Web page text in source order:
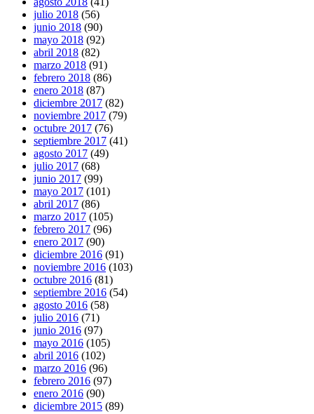
julio 2018 (56)
junio 2018 (90)
mayo 2018 (92)
abril 2018 (82)
marzo 2018 (91)
febrero 2018 (86)
enero 2018 (87)
diciembre 2017 (82)
noviembre 2017 (79)
octubre 2017 (76)
septiembre 2017 (41)
agosto 2017 (49)
julio 2017 (68)
junio 2017 (99)
mayo 2017 (101)
abril 2017 (86)
marzo 2017 (105)
febrero 2017 (96)
enero 2017 (90)
diciembre 2016 (91)
noviembre 2016 (103)
octubre 2016 (81)
septiembre 2016 (54)
agosto 2016 (58)
julio 2016 (71)
junio 2016 (97)
mayo 2016 (105)
abril 2016 (102)
marzo 2016 (96)
febrero 2016 (97)
enero 2016 (90)
diciembre 2015 (89)